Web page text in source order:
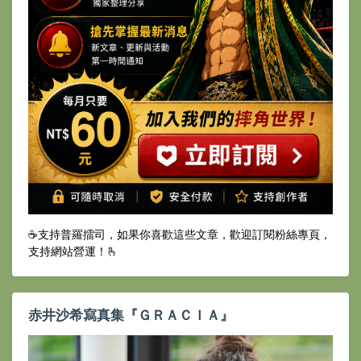
☕️支持普羅擂司，如果你喜歡這些文章，歡迎訂閱粉絲專頁，
支持網站營運！🫰
赤井沙希寫真集『ＧＲＡＣＩＡ』